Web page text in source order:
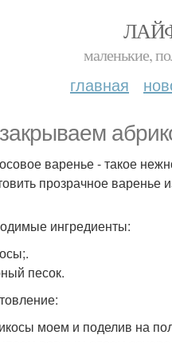
маленькие,
главная
варенье - такое
прозрачное варенье
ингредиенты:
песок.
моем и поделив на